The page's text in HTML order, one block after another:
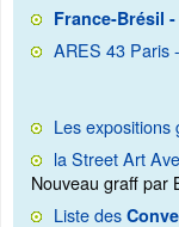
France-Brésil
ARES 43 Paris
Les expositions
la Street Art
Nouveau graff par
Liste des